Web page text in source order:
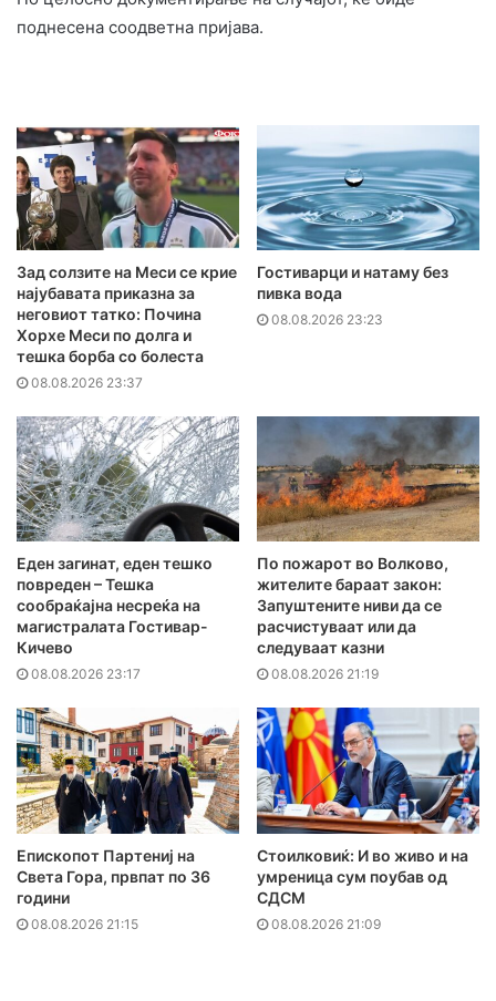
поднесена соодветна пријава.
Зад солзите на Меси се крие
најубавата приказна за
неговиот татко: Почина
Хорхе Меси по долга и
тешка борба со болеста
08.08.2026 23:37
Гостиварци и натаму без
пивка вода
08.08.2026 23:23
Еден загинат, еден тешко
повреден – Тешка
сообраќајна несреќа на
магистралата Гостивар-
Кичево
08.08.2026 23:17
По пожарот во Волково,
жителите бараат закон:
Запуштените ниви да се
расчистуваат или да
следуваат казни
08.08.2026 21:19
Епископот Партениј на
Света Гора, првпат по 36
години
08.08.2026 21:15
Стоилковиќ: И во живо и на
умреница сум поубав од
СДСМ
08.08.2026 21:09